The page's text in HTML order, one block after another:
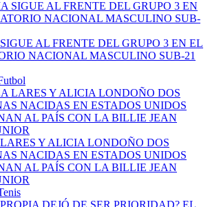
AL FRENTE DEL GRUPO 3 EN EL
NACIONAL MASCULINO SUB-21
Y ALICIA LONDOÑO DOS
NACIDAS EN ESTADOS UNIDOS
AL PAÍS CON LA BILLIE JEAN